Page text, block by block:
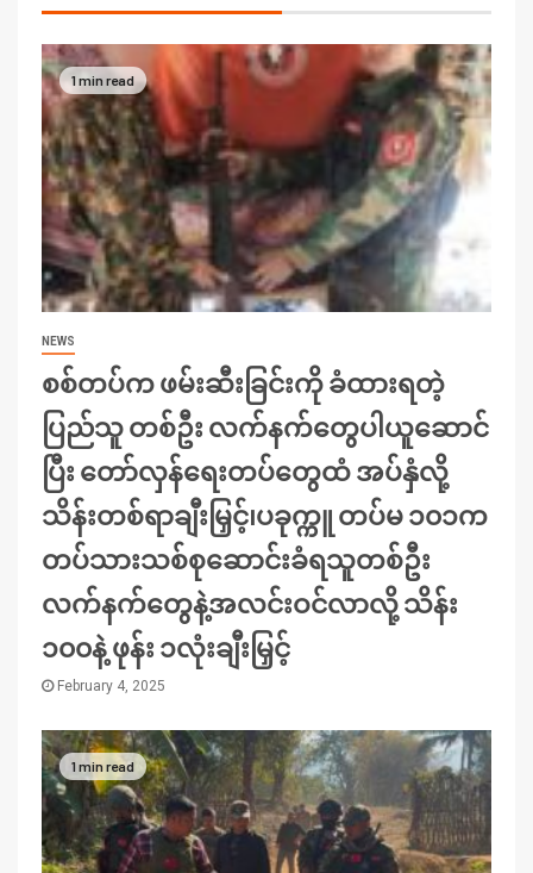
1 min read
NEWS
စစ်တပ်က ဖမ်းဆီးခြင်းကို ခံထားရတဲ့
ပြည်သူ တစ်ဦး လက်နက်တွေပါယူဆောင်
ပြီး တော်လှန်ရေးတပ်တွေထံ အပ်နှံလို့
သိန်းတစ်ရာချီးမြှင့်၊ပခုက္ကူ တပ်မ ၁၀၁က
တပ်သားသစ်စုဆောင်းခံရသူတစ်ဦး
လက်နက်တွေနဲ့အလင်းဝင်လာလို့ သိန်း
၁၀၀နဲ့ ဖုန်း ၁လုံးချီးမြှင့်
February 4, 2025
1 min read